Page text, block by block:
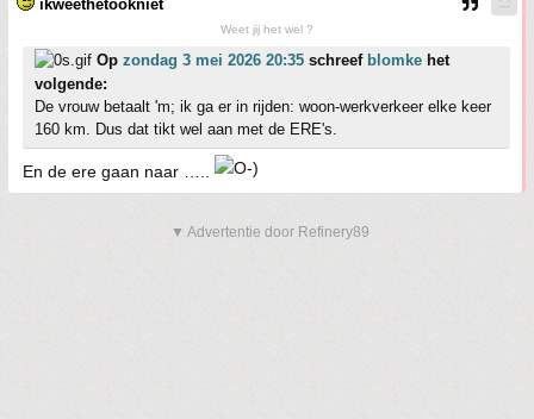
ikweethetookniet
Weet jij het wel ?
Op zondag 3 mei 2026 20:35 schreef blomke het
volgende:
De vrouw betaalt 'm; ik ga er in rijden: woon-werkverkeer elke keer
160 km. Dus dat tikt wel aan met de ERE's.
En de ere gaan naar …..
▼ Advertentie door Refinery89